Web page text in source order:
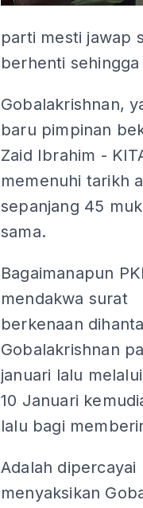
parti mesti jawap
berhenti
Gobalakrishnan,
baru pimpinan
Zaid Ibrahim -
memenuhi tarikh
sepanjang 45
sama.
Bagaimanapun
mendakwa surat
berkenaan
Gobalakrishnan
januari lalu
10 Januari
lalu bagi
Adalah
menyaksikan